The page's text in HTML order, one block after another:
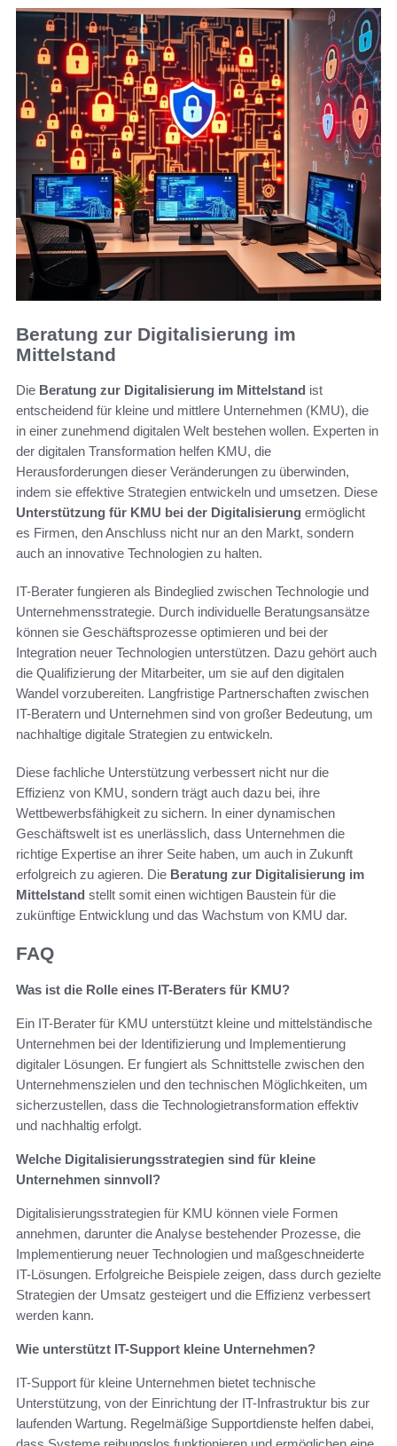
Beratung zur Digitalisierung im
Mittelstand
Die Beratung zur Digitalisierung im Mittelstand ist
entscheidend für kleine und mittlere Unternehmen (KMU), die
in einer zunehmend digitalen Welt bestehen wollen. Experten in
der digitalen Transformation helfen KMU, die
Herausforderungen dieser Veränderungen zu überwinden,
indem sie effektive Strategien entwickeln und umsetzen. Diese
Unterstützung für KMU bei der Digitalisierung ermöglicht
es Firmen, den Anschluss nicht nur an den Markt, sondern
auch an innovative Technologien zu halten.
IT-Berater fungieren als Bindeglied zwischen Technologie und
Unternehmensstrategie. Durch individuelle Beratungsansätze
können sie Geschäftsprozesse optimieren und bei der
Integration neuer Technologien unterstützen. Dazu gehört auch
die Qualifizierung der Mitarbeiter, um sie auf den digitalen
Wandel vorzubereiten. Langfristige Partnerschaften zwischen
IT-Beratern und Unternehmen sind von großer Bedeutung, um
nachhaltige digitale Strategien zu entwickeln.
Diese fachliche Unterstützung verbessert nicht nur die
Effizienz von KMU, sondern trägt auch dazu bei, ihre
Wettbewerbsfähigkeit zu sichern. In einer dynamischen
Geschäftswelt ist es unerlässlich, dass Unternehmen die
richtige Expertise an ihrer Seite haben, um auch in Zukunft
erfolgreich zu agieren. Die Beratung zur Digitalisierung im
Mittelstand stellt somit einen wichtigen Baustein für die
zukünftige Entwicklung und das Wachstum von KMU dar.
FAQ
Was ist die Rolle eines IT-Beraters für KMU?
Ein IT-Berater für KMU unterstützt kleine und mittelständische
Unternehmen bei der Identifizierung und Implementierung
digitaler Lösungen. Er fungiert als Schnittstelle zwischen den
Unternehmenszielen und den technischen Möglichkeiten, um
sicherzustellen, dass die Technologietransformation effektiv
und nachhaltig erfolgt.
Welche Digitalisierungsstrategien sind für kleine
Unternehmen sinnvoll?
Digitalisierungsstrategien für KMU können viele Formen
annehmen, darunter die Analyse bestehender Prozesse, die
Implementierung neuer Technologien und maßgeschneiderte
IT-Lösungen. Erfolgreiche Beispiele zeigen, dass durch gezielte
Strategien der Umsatz gesteigert und die Effizienz verbessert
werden kann.
Wie unterstützt IT-Support kleine Unternehmen?
IT-Support für kleine Unternehmen bietet technische
Unterstützung, von der Einrichtung der IT-Infrastruktur bis zur
laufenden Wartung. Regelmäßige Supportdienste helfen dabei,